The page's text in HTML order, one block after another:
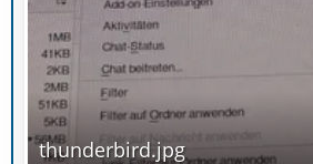
thunderbird.jpg